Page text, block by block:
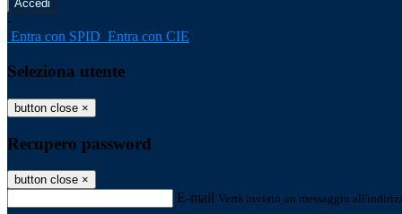
-
Entra con SPID Entra con CIE
Seleziona utente
button close ×
Recupero password
button close ×
E-mail Verrà inviato un messaggio